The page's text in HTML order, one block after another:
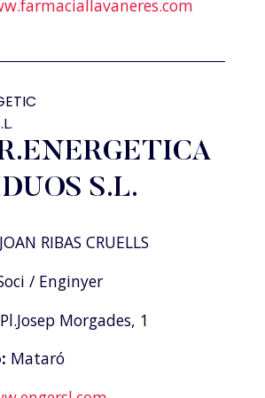
S.L.
JOAN RIBAS CRUELLS
/ Enginyer
Pl.Josep Morgades, 1
Mataró